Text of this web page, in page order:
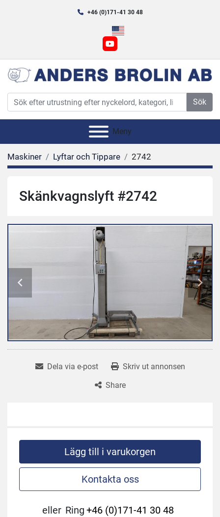
+46 (0)171-41 30 48
youtube
Sök
Meny
Maskiner Lyftar och Tippare 2742
Skänkvagnslyft #2742
Dela via e-post
Skriv ut annonsen
Share
Lägg till i varukorgen
Kontakta oss
eller Ring +46 (0)171-41 30 48